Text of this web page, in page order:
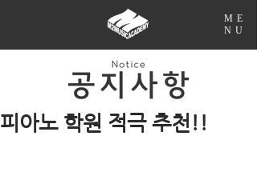
ME
NU
피아노 학원 적극 추천!!